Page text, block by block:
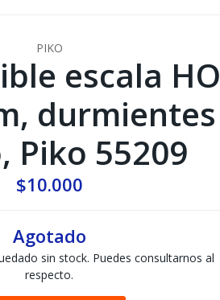
PIKO
escala HO
durmientes
Piko 55209
$10.000
Agotado
sin stock. Puedes consultarnos al
respecto.